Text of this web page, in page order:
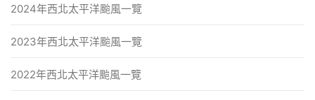
2024年西北太平洋颱風一覽
2023年西北太平洋颱風一覽
2022年西北太平洋颱風一覽